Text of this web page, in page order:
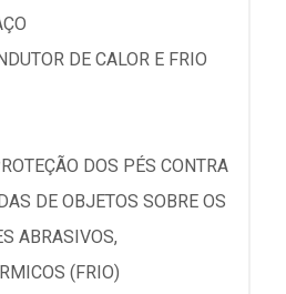
DE CALOR E FRIO
DOS PÉS CONTRA
DE OBJETOS SOBRE OS
ABRASIVOS,
(FRIO)